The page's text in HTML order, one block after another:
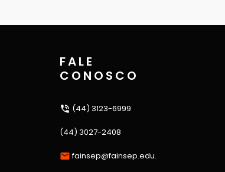
FALE
CONOSCO
(44) 3123-6999
(44) 3027-2408
fainsep@fainsep.edu.